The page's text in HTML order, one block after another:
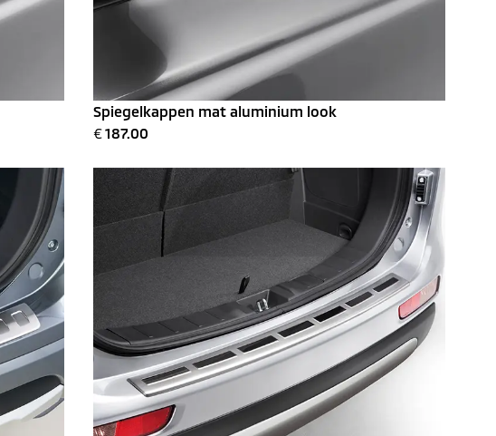
Spiegelkappen mat aluminium look
€187.00